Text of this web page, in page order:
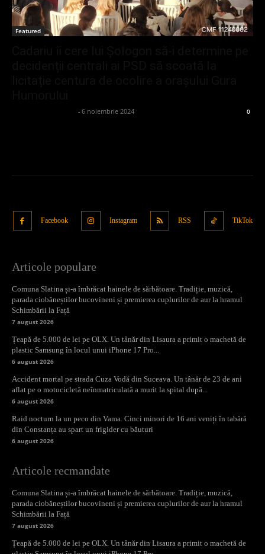
Featured
- 6 noiembrie 2024 0
Facebook Instagram RSS TikTok
Articole populare
Comuna Slatina și-a îmbrăcat hainele de sărbătoare. Tradiție, muzică,
parada ciobăneștilor bucovineni și premierea cuplurilor de aur la hramul
Schimbării la Față
7 august 2026
Țeapă de 5.000 de lei pe OLX. Un tânăr din Lisaura a primit o machetă de
plastic Samsung în locul unui iPhone 17 Pro...
6 august 2026
Accident mortal pe strada Cuza Vodă din Suceava. Un tânăr de 23 de ani
aflat pe o motocicletă neînmatriculată a murit la spital după...
6 august 2026
Raid nocturn la un peco din Vama. Cinci minori de 16 ani veniți în tabără
din Constanța au spart un frigider cu băuturi
6 august 2026
Articole recmandate
Comuna Slatina și-a îmbrăcat hainele de sărbătoare. Tradiție, muzică,
parada ciobăneștilor bucovineni și premierea cuplurilor de aur la hramul
Schimbării la Față
7 august 2026
Țeapă de 5.000 de lei pe OLX. Un tânăr din Lisaura a primit o machetă de